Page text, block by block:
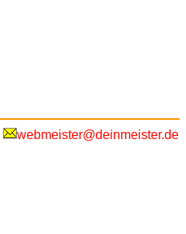
webmeister@deinmeister.de